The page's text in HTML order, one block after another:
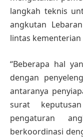
langkah teknis
angkutan
lintas kementerian
“Beberapa hal
dengan
antaranya
surat
pengaturan
berkoordinasi